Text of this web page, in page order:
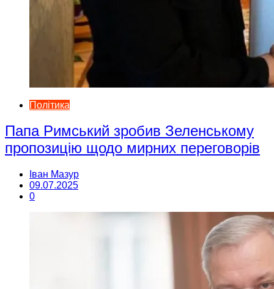
Політика
Папа Римський зробив Зеленському
пропозицію щодо мирних переговорів
Іван Мазур
09.07.2025
0